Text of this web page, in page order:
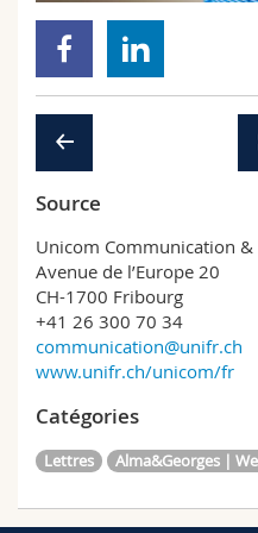
Sciences et médecine
Interfacultaire
Collaborateurs
Doctorants
Webmail
Programme des cours
MyUnifr
Source
Unicom Communication &
Avenue de l’Europe 20
CH-1700 Fribourg
+41 26 300 70 34
communication@unifr.ch
www.unifr.ch/unicom/fr
Catégories
Lettres Alma&Georges |